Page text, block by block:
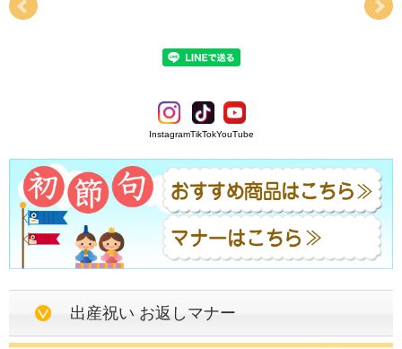
InstagramTikTokYouTube
出産祝い お返しマナー